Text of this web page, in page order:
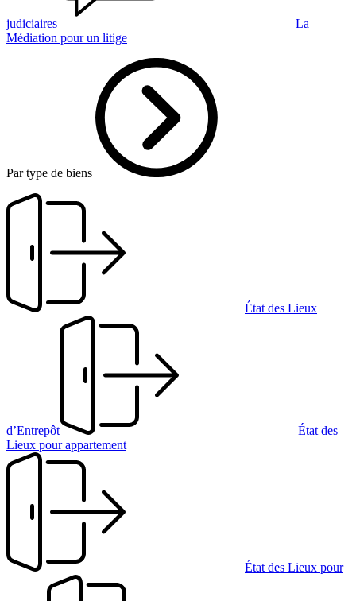
judiciaires
La
Médiation pour un litige
Par type de biens
État des Lieux
d’Entrepôt
État des
Lieux pour appartement
État des Lieux pour